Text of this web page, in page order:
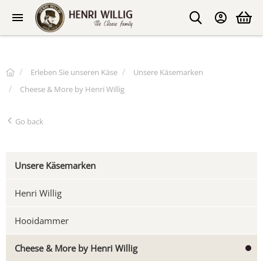
Erleben Sie unseren Käse
Unsere Käsemarken
Cheese & More by Henri Willig
Go back
Unsere Käsemarken
Henri Willig
Hooidammer
Cheese & More by Henri Willig